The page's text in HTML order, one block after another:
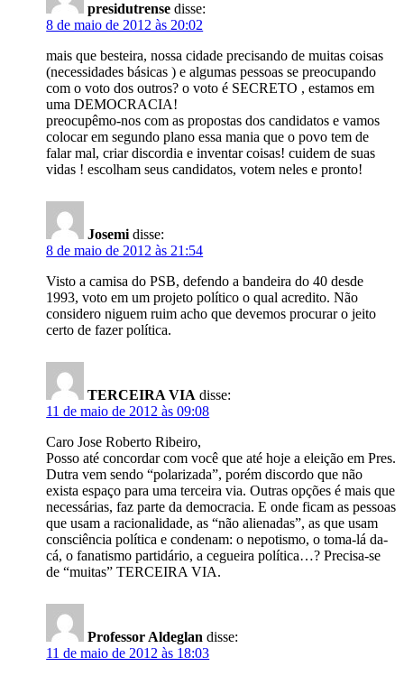
presidutrense disse:
8 de maio de 2012 às 20:02
mais que besteira, nossa cidade precisando de muitas coisas
(necessidades básicas ) e algumas pessoas se preocupando
com o voto dos outros? o voto é SECRETO , estamos em
uma DEMOCRACIA!
preocupêmo-nos com as propostas dos candidatos e vamos
colocar em segundo plano essa mania que o povo tem de
falar mal, criar discordia e inventar coisas! cuidem de suas
vidas ! escolham seus candidatos, votem neles e pronto!
Josemi disse:
8 de maio de 2012 às 21:54
Visto a camisa do PSB, defendo a bandeira do 40 desde
1993, voto em um projeto político o qual acredito. Não
considero niguem ruim acho que devemos procurar o jeito
certo de fazer política.
TERCEIRA VIA disse:
11 de maio de 2012 às 09:08
Caro Jose Roberto Ribeiro,
Posso até concordar com você que até hoje a eleição em Pres.
Dutra vem sendo “polarizada”, porém discordo que não
exista espaço para uma terceira via. Outras opções é mais que
necessárias, faz parte da democracia. E onde ficam as pessoas
que usam a racionalidade, as “não alienadas”, as que usam
consciência política e condenam: o nepotismo, o toma-lá da-
cá, o fanatismo partidário, a cegueira política…? Precisa-se
de “muitas” TERCEIRA VIA.
Professor Aldeglan disse:
11 de maio de 2012 às 18:03